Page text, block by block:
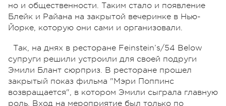
но и общественности. Таким стало и появление
Блейк и Райана на закрытой вечеринке в Нью-
Йорке, которую они сами и организовали.
Так, на днях в ресторане Feinstein’s/54 Below
супруги решили устроили для своей подруги
Эмили Блант сюрприз. В ресторане прошел
закрытый показ фильма "Мэри Поппинс
возвращается", в котором Эмили сыграла главную
роль. Вход на мероприятие был только по